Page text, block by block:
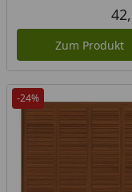
Zum Produkt
-24%